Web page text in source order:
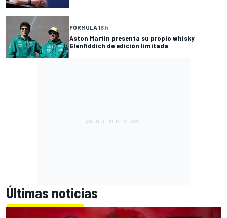
FÓRMULA 16 h
Aston Martin presenta su propio whisky
Glenfiddich de edición limitada
Últimas noticias